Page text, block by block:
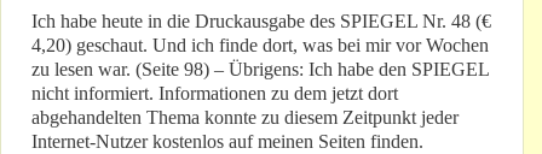
Ich habe heute in die Druckausgabe des SPIEGEL Nr. 48 (€
4,20) geschaut. Und ich finde dort, was bei mir vor Wochen
zu lesen war. (Seite 98) – Übrigens: Ich habe den SPIEGEL
nicht informiert. Informationen zu dem jetzt dort
abgehandelten Thema konnte zu diesem Zeitpunkt jeder
Internet-Nutzer kostenlos auf meinen Seiten finden.